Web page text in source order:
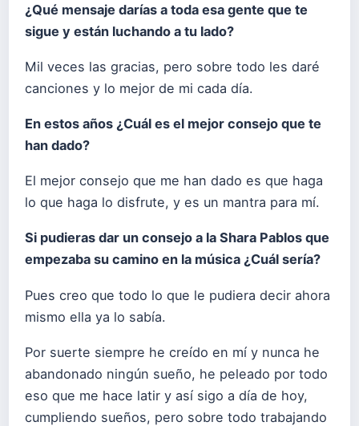
¿Qué mensaje darías a toda esa gente que te
sigue y están luchando a tu lado?
Mil veces las gracias, pero sobre todo les daré
canciones y lo mejor de mi cada día.
En estos años ¿Cuál es el mejor consejo que te
han dado?
El mejor consejo que me han dado es que haga
lo que haga lo disfrute, y es un mantra para mí.
Si pudieras dar un consejo a la Shara Pablos que
empezaba su camino en la música ¿Cuál sería?
Pues creo que todo lo que le pudiera decir ahora
mismo ella ya lo sabía.
Por suerte siempre he creído en mí y nunca he
abandonado ningún sueño, he peleado por todo
eso que me hace latir y así sigo a día de hoy,
cumpliendo sueños, pero sobre todo trabajando